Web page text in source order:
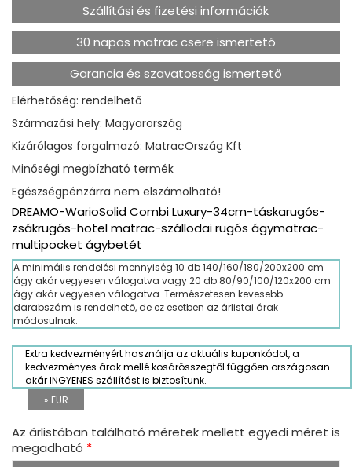
Szállítási és fizetési információk
30 napos matrac csere ismertető
Garancia és szavatosság ismertető
Elérhetőség: rendelhető
Származási hely: Magyarország
Kizárólagos forgalmazó: MatracOrszág Kft
Minőségi megbízható termék
Egészségpénzárra nem elszámolható!
DREAMO-WarioSolid Combi Luxury-34cm-táskarugós-
zsákrugós-hotel matrac-szállodai rugós ágymatrac-
multipocket ágybetét
A minimális rendelési mennyiség 10 db 140/160/180/200x200 cm
ágy akár vegyesen válogatva vagy 20 db 80/90/100/120x200 cm
ágy akár vegyesen válogatva. Természetesen kevesebb
darabszám is rendelhető, de ez esetben az árlistai árak
módosulnak.
Extra kedvezményért használja az aktuális kuponkódot, a
kedvezményes árak mellé kosárösszegtől függően országosan
akár INGYENES szállítást is biztosítunk.
» EUR
Az árlistában található méretek mellett egyedi méret is
megadható *